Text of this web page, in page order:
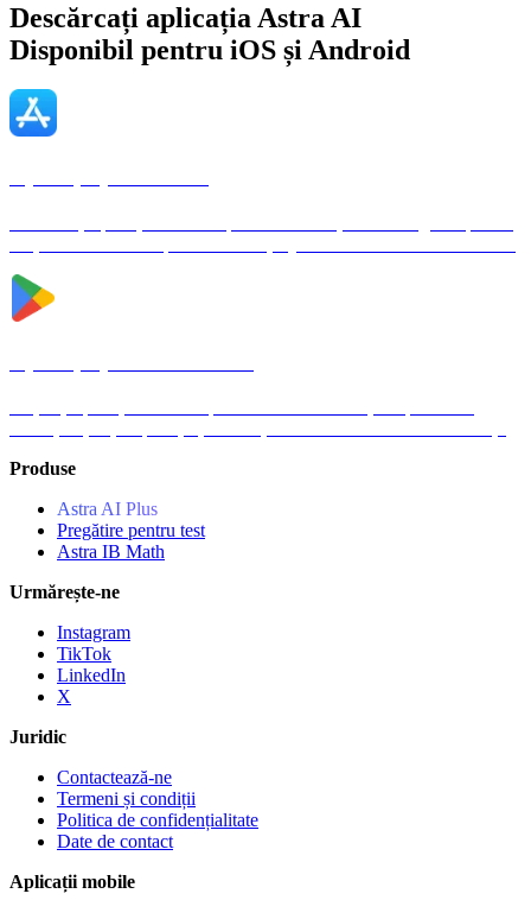
Descărcați aplicația Astra AI
Disponibil pentru iOS și Android
Produse
Astra AI Plus
Pregătire pentru test
Astra IB Math
Urmărește-ne
Instagram
TikTok
LinkedIn
X
Juridic
Contactează-ne
Termeni și condiții
Politica de confidențialitate
Date de contact
Aplicații mobile